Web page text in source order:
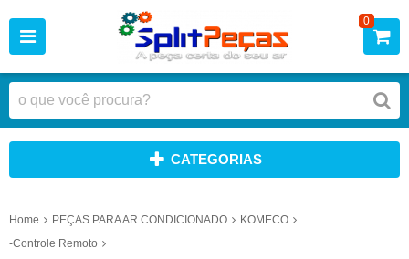
0
CATEGORIAS
Home PEÇAS PARA AR CONDICIONADO
KOMECO
-Controle Remoto